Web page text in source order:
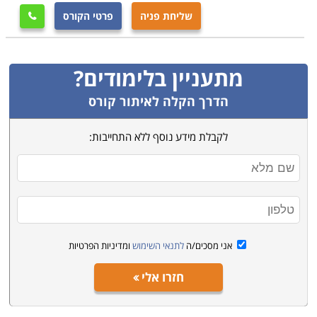
שליחת פניה פרטי הקורס 
מתעניין בלימודים?
הדרך הקלה לאיתור קורס
לקבלת מידע נוסף ללא התחייבות:
אני מסכים/ה לתנאי השימוש ומדיניות הפרטיות
חזרו אלי